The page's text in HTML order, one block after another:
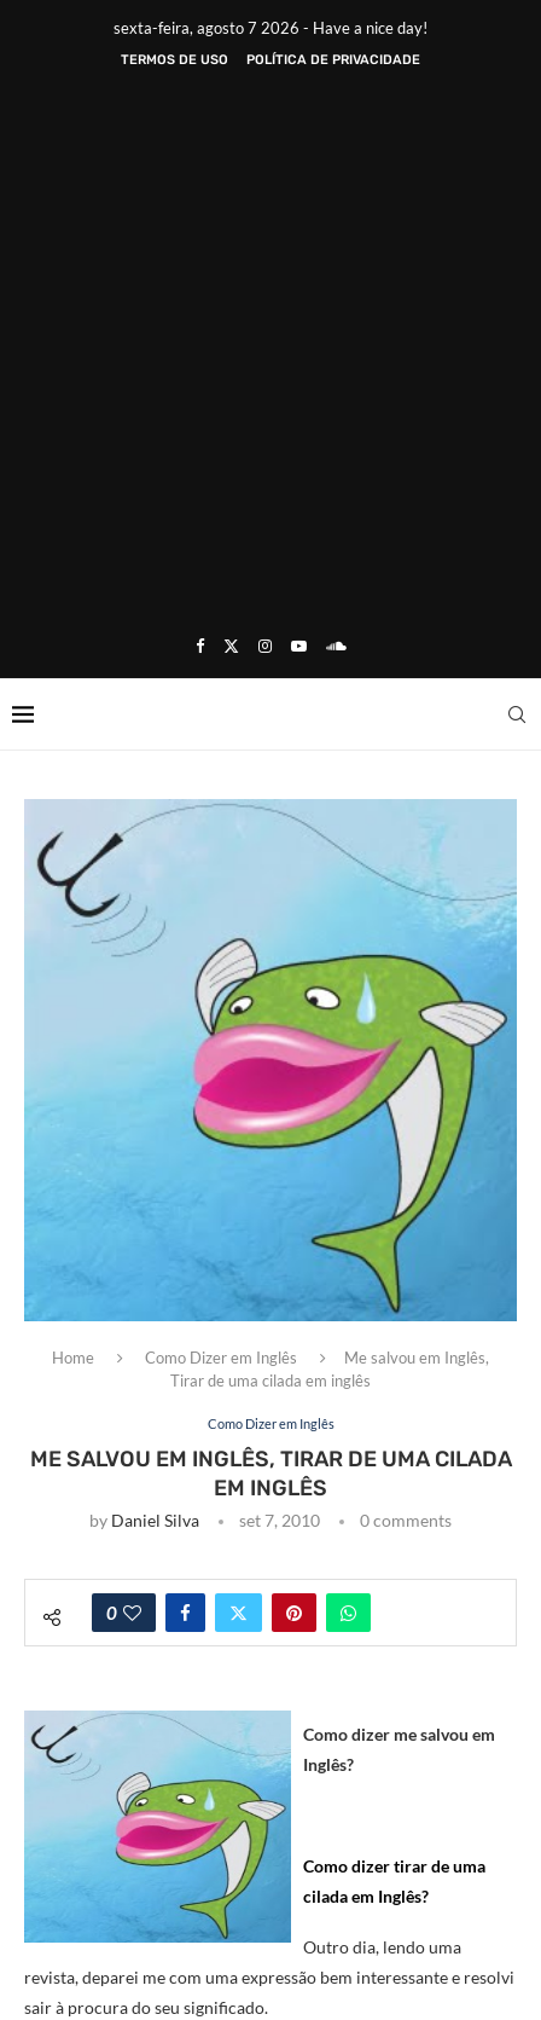
sexta-feira, agosto 7 2026 - Have a nice day!
TERMOS DE USO POLÍTICA DE PRIVACIDADE
Home Como Dizer em Inglês
Me salvou em Inglês,
Tirar de uma cilada em inglês
Como Dizer em Inglês
ME SALVOU EM INGLÊS, TIRAR DE UMA CILADA
EM INGLÊS
by Daniel Silva set 7, 2010 0 comments
0
Como dizer me salvou em
Inglês?
Como dizer tirar de uma
cilada em Inglês?
Outro dia, lendo uma
revista, deparei me com uma expressão bem interessante e resolvi
sair à procura do seu significado.